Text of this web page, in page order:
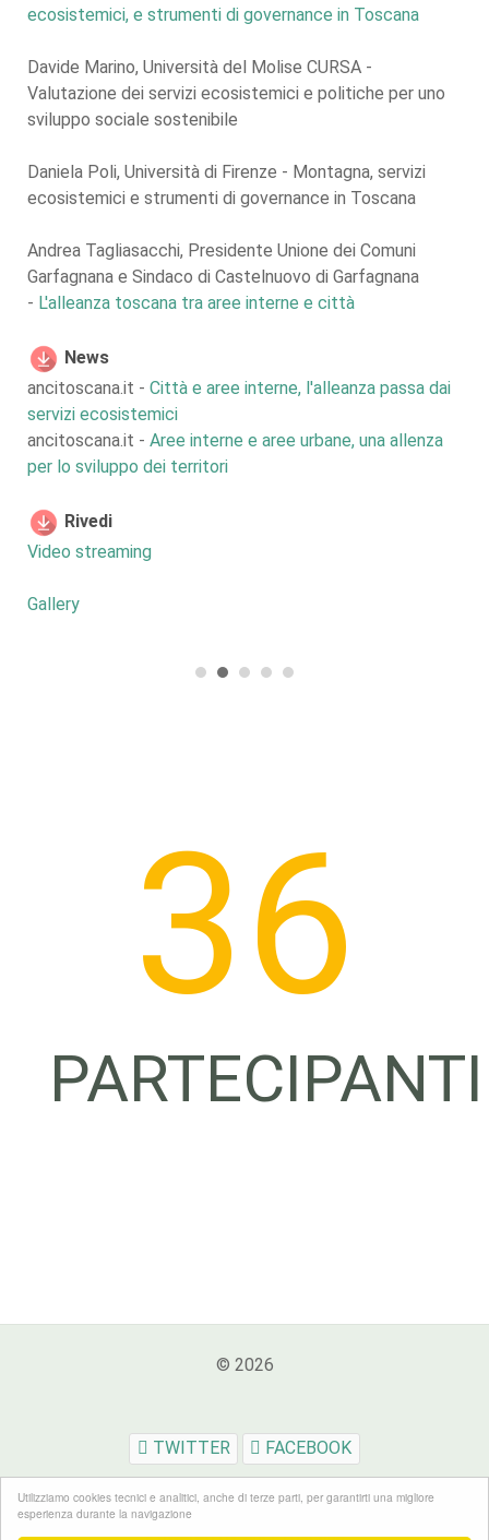
Utilizziamo cookies tecnici e analitici, anche di terze parti, per garantirti una migliore
esperienza durante la navigazione
ecosistemici, e strumenti di governance in Toscana
Davide Marino, Università del Molise CURSA -
Valutazione dei servizi ecosistemici e politiche per uno
sviluppo sociale sostenibile
Daniela Poli, Università di Firenze - Montagna, servizi
ecosistemici e strumenti di governance in Toscana
Andrea Tagliasacchi, Presidente Unione dei Comuni
Garfagnana e Sindaco di Castelnuovo di Garfagnana
- L'alleanza toscana tra aree interne e città
News
ancitoscana.it - Città e aree interne, l'alleanza passa dai
servizi ecosistemici
ancitoscana.it - Aree interne e aree urbane, una allenza
per lo sviluppo dei territori
Rivedi
Video streaming
Gallery
37
PARTECIPANTI
© 2026
TWITTER FACEBOOK